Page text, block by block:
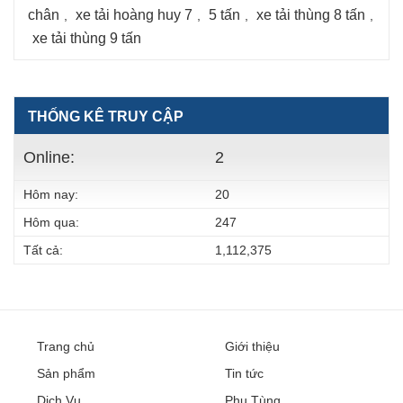
chân
xe tải hoàng huy 7 5 tấn xe tải thùng 8 tấn
xe tải thùng 9 tấn
THỐNG KÊ TRUY CẬP
Online: 2
Hôm nay:
20
Hôm qua:
247
Tất cả:
1,112,375
Trang chủ
Giới thiệu
Sản phẩm
Tin tức